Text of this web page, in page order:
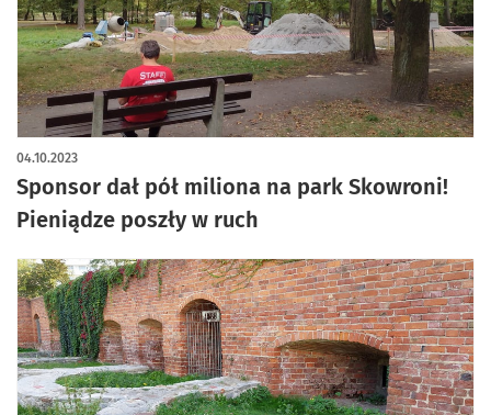
Sponsor dał pół miliona na park Skowroni!
Pieniądze poszły w ruch
04.10.2023
artykuł z galerią zdjęć